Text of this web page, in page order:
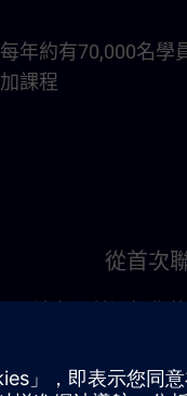
每年約有70,000名學
加課程
從首次